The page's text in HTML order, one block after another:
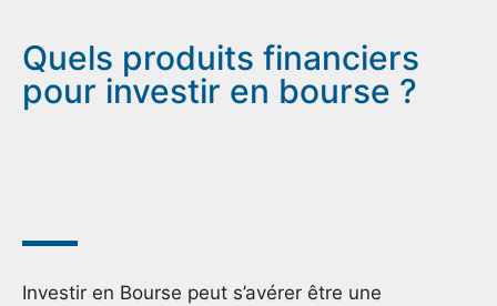
Quels produits financiers
pour investir en bourse ?
Investir en Bourse peut s’avérer être une